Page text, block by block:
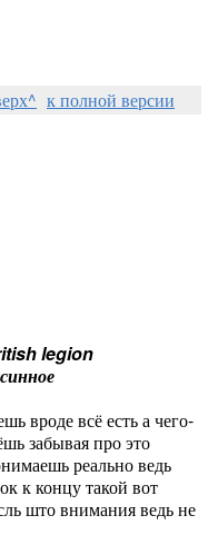
к полной версии
legion
вроде всё есть а чего-
забывая про это
реально ведь
к концу такой вот
што внимания ведь не